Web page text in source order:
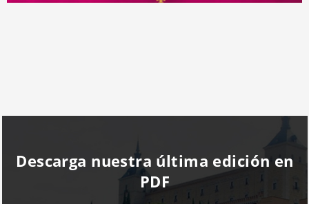
Descarga nuestra última edición en
PDF